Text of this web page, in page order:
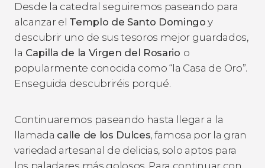
Desde la catedral seguiremos paseando para
alcanzar el Templo de Santo Domingo y
descubrir uno de sus tesoros mejor guardados,
la Capilla de la Virgen del Rosario o
popularmente conocida como “la Casa de Oro”.
Enseguida descubriréis porqué.
Continuaremos paseando hasta llegar a la
llamada calle de los Dulces, famosa por la gran
variedad artesanal de delicias, solo aptos para
los paladares más golosos. Para continuar con